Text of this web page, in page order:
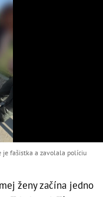
je fašistka a zavolala políciu
ženy začína jedno